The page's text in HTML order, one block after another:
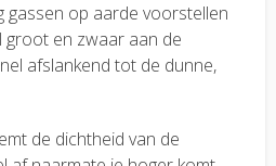
gassen op aarde voorstellen
groot en zwaar aan de
afslankend tot de dunne,
de dichtheid van de